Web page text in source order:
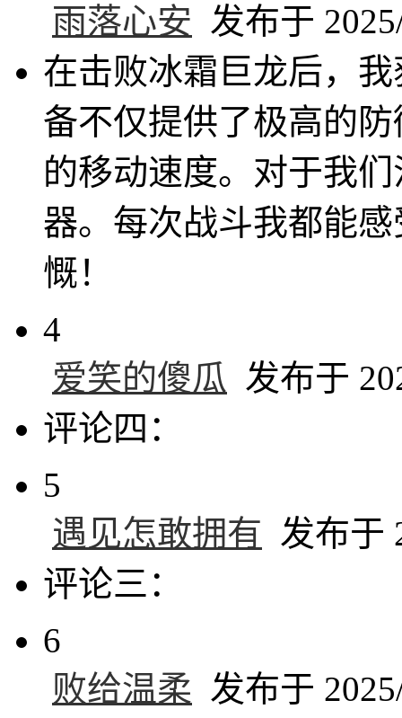
雨落心安 发布于
在击败冰霜巨龙后，
备不仅提供了极高的
的移动速度。对于我
器。每次战斗我都能
慨！
4
爱笑的傻瓜 发布于
评论四：
5
遇见怎敢拥有 发布于
评论三：
6
败给温柔 发布于